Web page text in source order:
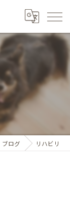
ブログ リハビリ